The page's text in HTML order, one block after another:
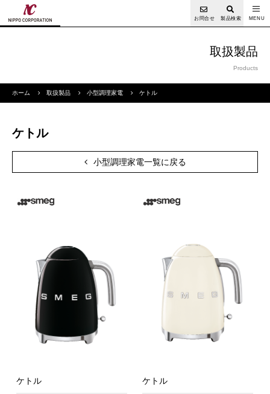
お問合せ 製品検索
取扱製品
Products
ホーム 取扱製品 小型調理家電 ケトル
ケトル
小型調理家電一覧に戻る
ケトル ケトル